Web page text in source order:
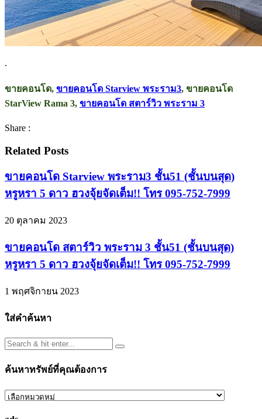
.
ขายคอนโด, ขายคอนโด Starview พระราม3, ขายคอนโด
StarView Rama 3, ขายคอนโด สตาร์วิว พระราม 3
Share :
Related Posts
ขายคอนโด Starview พระราม3 ชั้น51 (ชั้นบนสุด)
หรูหรา 5 ดาว ฮวงจุ้ยจัดเต็ม!! โทร 095-752-7999
20 ตุลาคม 2023
ขายคอนโด สตาร์วิว พระราม 3 ชั้น51 (ชั้นบนสุด)
หรูหรา 5 ดาว ฮวงจุ้ยจัดเต็ม!! โทร 095-752-7999
1 พฤศจิกายน 2023
ใส่คำค้นหา
ค้นหาทรัพย์ที่คุณต้องการ
ค้นหา